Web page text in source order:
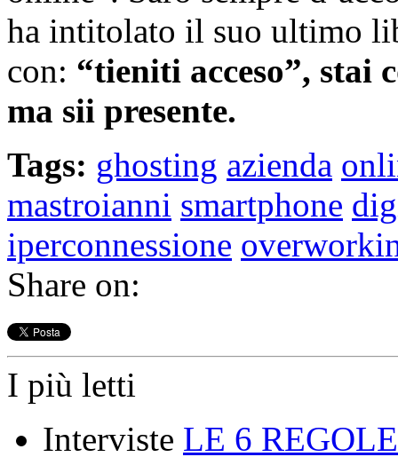
ha intitolato il suo ultimo
con: “tieniti acceso”, stai
ma sii presente.
Tags: ghosting azienda
mastroianni smartphone
iperconnessione
Share on:
I più letti
Interviste LE 6